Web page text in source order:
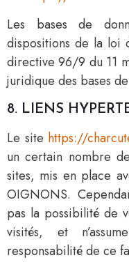
Les bases de
dispositions de la loi
directive 96/9 du 11
juridique des bases
8. LIENS
Le site https://
un certain nombre
sites, mis en place
OIGNONS.
pas la possibilité de
visités, et
responsabilité de ce